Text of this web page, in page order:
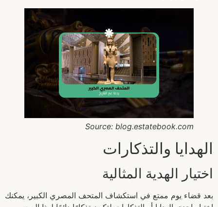
Source: blog.estatebook.com
الهدايا والتذكارات
اختيار الهدية المثالية
بعد قضاء يوم ممتع في استكشاف المتحف المصري الكبير، يمكنك